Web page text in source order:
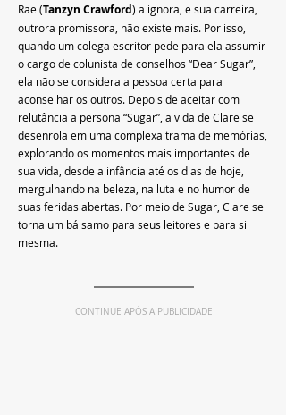
Rae (Tanzyn Crawford) a ignora, e sua carreira,
outrora promissora, não existe mais. Por isso,
quando um colega escritor pede para ela assumir
o cargo de colunista de conselhos “Dear Sugar”,
ela não se considera a pessoa certa para
aconselhar os outros. Depois de aceitar com
relutância a persona “Sugar”, a vida de Clare se
desenrola em uma complexa trama de memórias,
explorando os momentos mais importantes de
sua vida, desde a infância até os dias de hoje,
mergulhando na beleza, na luta e no humor de
suas feridas abertas. Por meio de Sugar, Clare se
torna um bálsamo para seus leitores e para si
mesma.
CONTINUE APÓS A PUBLICIDADE